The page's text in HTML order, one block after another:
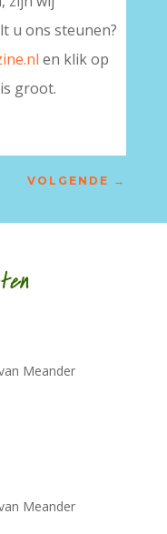
u ons steunen?
en klik op
groot.
VOLGENDE →
Meander
Meander